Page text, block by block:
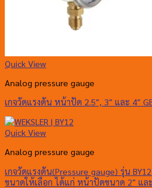
Quick View
Analog pressure gauge
เกจวัดแรงดัน หน้าปัด 2.5″, 3″ และ 4″
Quick View
Analog pressure gauge
เกจวัดแรงดัน(Pressure gauge) รุ่น
ขนาดให้เลือก ได้แก่ หน้าปัดขนาด 2″ แล